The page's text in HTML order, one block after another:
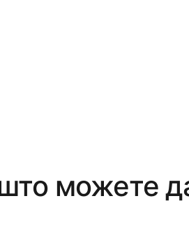
можете